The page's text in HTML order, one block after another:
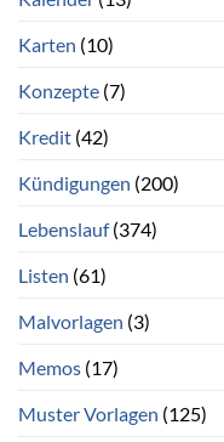
Karten (10)
Konzepte (7)
Kredit (42)
Kündigungen (200)
Lebenslauf(374)
Listen (61)
Malvorlagen (3)
Memos (17)
Muster Vorlagen (125)